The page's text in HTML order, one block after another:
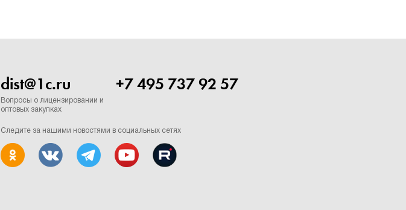
+7 495 737 92 57
dist@1c.ru
Вопросы о лицензировании и
оптовых закупках
Следите за нашими новостями в социальных сетях